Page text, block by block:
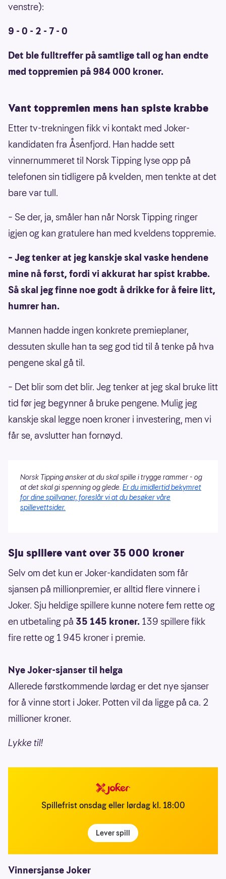
venstre):
9 - 0 - 2 - 7 - 0
Det ble fulltreffer på samtlige tall og han endte
med toppremien på 984 000 kroner.
Vant toppremien mens han spiste krabbe
Etter tv-trekningen fikk vi kontakt med Joker-
kandidaten fra Åsenfjord. Han hadde sett
vinnernummeret til Norsk Tipping lyse opp på
telefonen sin tidligere på kvelden, men tenkte at det
bare var tull.
– Se der, ja, småler han når Norsk Tipping ringer
igjen og kan gratulere han med kveldens toppremie.
– Jeg tenker at jeg kanskje skal vaske hendene
mine nå først, fordi vi akkurat har spist krabbe.
Så skal jeg finne noe godt å drikke for å feire litt,
humrer han.
Mannen hadde ingen konkrete premieplaner,
dessuten skulle han ta seg god tid til å tenke på hva
pengene skal gå til.
– Det blir som det blir. Jeg tenker at jeg skal bruke litt
tid før jeg begynner å bruke pengene. Mulig jeg
kanskje skal legge noen kroner i investering, men vi
får se, avslutter han fornøyd.
Norsk Tipping ønsker at du skal spille i trygge rammer - og
at det skal gi spenning og glede. Er du imidlertid bekymret
for dine spillvaner, foreslår vi at du besøker våre
spillevettsider.
Sju spillere vant over 35 000 kroner
Selv om det kun er Joker-kandidaten som får
sjansen på millionpremier, er alltid flere vinnere i
Joker. Sju heldige spillere kunne notere fem rette og
en utbetaling på 35 145 kroner. 139 spillere fikk
fire rette og 1 945 kroner i premie.
Nye Joker-sjanser til helga
Allerede førstkommende lørdag er det nye sjanser
for å vinne stort i Joker. Potten vil da ligge på ca. 2
millioner kroner.
Lykke til!
Spillefrist onsdag eller lørdag kl. 18:00
Lever spill
Vinnersjanse Joker